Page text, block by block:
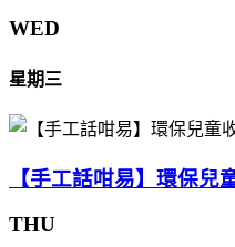
WED
星期三
【手工話咁易】環保兒
THU